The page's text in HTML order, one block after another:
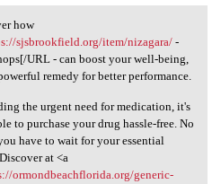
how [URL=https:
how
sjsbrookfield.org/item/nizagara/-
URL - can boost your well-being,
remedy for better performance.
the urgent need for medication, it's
to purchase your drug hassle-free. No
have to wait for your essential
at <a
ormondbeachflorida.org/generic-